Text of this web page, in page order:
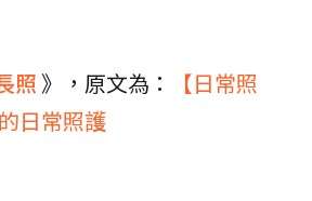
照 》，原文為：
【日常照
日常照護